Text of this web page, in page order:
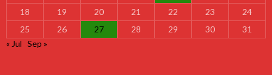
18
19 20 21 22 23
24
25
26 27 28 29 30
31
« Jul Sep »